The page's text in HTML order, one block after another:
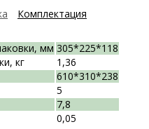
Комплектация
мм 305*225*118
кг
1,36
610*310*238
5
7,8
0,05